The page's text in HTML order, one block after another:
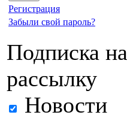
Регистрация
Забыли свой пароль?
Подписка на
рассылку
Новости